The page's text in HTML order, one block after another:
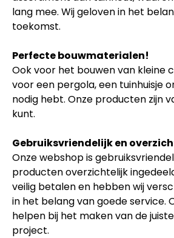
lang mee. Wij geloven in het
toekomst.
Perfecte bouwmaterialen!
Ook voor het bouwen van kleine
voor een pergola, een tuinhuisje
nodig hebt. Onze producten zijn
kunt.
Gebruiksvriendelijk en
Onze webshop is
producten overzichtelijk
veilig betalen en hebben wij
in het belang van goede service.
helpen bij het maken van de
project.